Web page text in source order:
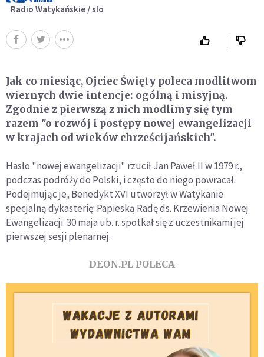
Radio Watykańskie / slo
Jak co miesiąc, Ojciec Święty poleca modlitwom
wiernych dwie intencje: ogólną i misyjną.
Zgodnie z pierwszą z nich modlimy się tym
razem "o rozwój i postępy nowej ewangelizacji
w krajach od wieków chrześcijańskich".
Hasło "nowej ewangelizacji" rzucił Jan Paweł II w 1979 r.,
podczas podróży do Polski, i często do niego powracał.
Podejmując je, Benedykt XVI utworzył w Watykanie
specjalną dykasterię: Papieską Radę ds. Krzewienia Nowej
Ewangelizacji. 30 maja ub. r. spotkał się z uczestnikami jej
pierwszej sesji plenarnej.
DEON.PL POLECA